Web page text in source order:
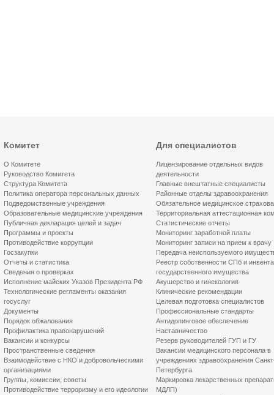
Комитет
О Комитете
Руководство Комитета
Структура Комитета
Политика оператора персональных данных
Подведомственные учреждения
Образовательные медицинские учреждения
Публичная декларация целей и задач
Программы и проекты
Противодействие коррупции
Госзакупки
Отчеты и статистика
Сведения о проверках
Исполнение майских Указов Президента РФ
Технологические регламенты оказания
госуслуг
Документы
Порядок обжалования
Профилактика правонарушений
Вакансии и конкурсы
Пространственные сведения
Взаимодействие с НКО и добровольческими
организациями
Группы, комиссии, советы
Противодействие терроризму и его идеологии
Для специалистов
Лицензирование отдельных видов
деятельности
Главные внештатные специалисты
Районные отделы здравоохранения
Обязательное медицинское
Территориальная аттестационная
Статистические отчеты
Мониторинг заработной платы
Мониторинг записи на прием к врачу
Передача неиспользуемого
Реестр собственности СПб и
государственного имущества
Акушерство и гинекология
Клинические рекомендации
Целевая подготовка специалистов
Профессиональные стандарты
Антидопинговое обеспечение
Наставничество
Резерв руководителей ГУП и ГУ
Вакансии медицинского персонала в
учреждениях здравоохранения
Петербурга
Маркировка лекарственных
МДЛП)